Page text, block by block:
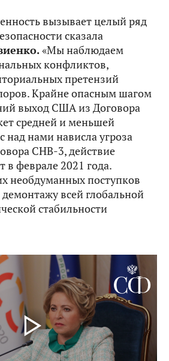
вызывает целый ряд
сказала
«Мы наблюдаем
конфликтов,
претензий
Крайне опасным шагом
выход США из Договора
средней и меньшей
над нами нависла угроза
СНВ-3, действие
в феврале 2021 года.
необдуманных поступков
всей глобальной
стабильности